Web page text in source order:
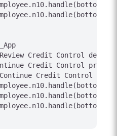
Credit Control
Credit Control
Credit Control